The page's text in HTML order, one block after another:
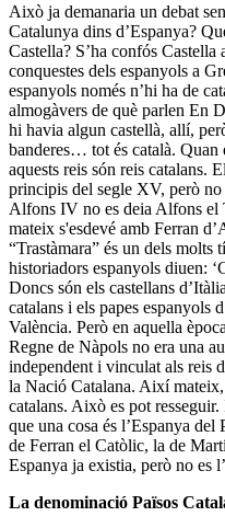
Això ja demanaria un debat
Catalunya dins d’Espanya?
Castella? S’ha confós
conquestes dels espanyols a
espanyols només n’hi ha de
almogàvers de què parlen En
hi havia algun castellà, allí,
banderes… tot és català. Quan
aquests reis són reis catalans.
principis del segle XV, però no
Alfons IV no es deia Alfons el
mateix s'esdevé amb Ferran
“Trastàmara” és un dels molts
historiadors espanyols diuen:
Doncs són els castellans
catalans i els papes espanyols
València. Però en aquella
Regne de Nàpols no era una
independent i vinculat als reis
la Nació Catalana. Així mateix,
catalans. Això es pot
que una cosa és l’Espanya del
de Ferran el Catòlic, la de
Espanya ja existia, però no es
La denominació Països